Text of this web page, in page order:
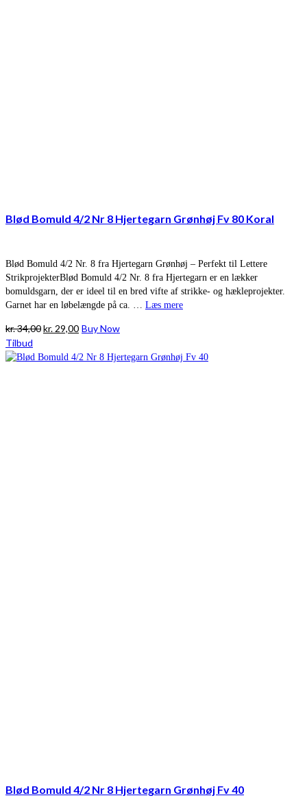
Blød Bomuld 4/2 Nr 8 Hjertegarn Grønhøj Fv 80 Koral
Blød Bomuld 4/2 Nr. 8 fra Hjertegarn Grønhøj – Perfekt til Lettere
StrikprojekterBlød Bomuld 4/2 Nr. 8 fra Hjertegarn er en lækker
bomuldsgarn, der er ideel til en bred vifte af strikke- og hækleprojekter.
Garnet har en løbelængde på ca. … Læs mere
kr.34,00Den
pris
kr. 29,00Den
pris
Buy Now
Tilbud
Blød Bomuld 4/2 Nr 8 Hjertegarn Grønhøj Fv 40